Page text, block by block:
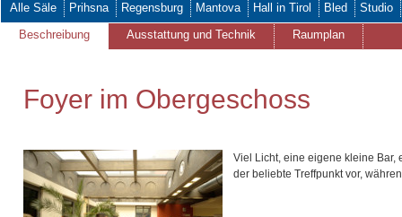
Alle Säle Prihsna Regensburg Mantova Hall in Tirol Bled
Studio
Beschreibung
Ausstattung und Technik Raumplan
Foyer im Obergeschoss
Viel Licht, eine eigene kleine Bar,
der beliebte Treffpunkt vor,